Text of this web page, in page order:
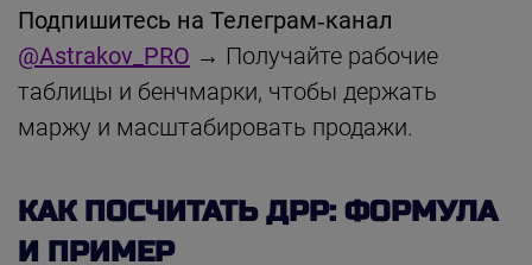
Подпишитесь на Телеграм‑канал
@Astrakov_PRO → Получайте рабочие
таблицы и бенчмарки, чтобы держать
маржу и масштабировать продажи.
КАК ПОСЧИТАТЬ ДРР: ФОРМУЛА
И ПРИМЕР